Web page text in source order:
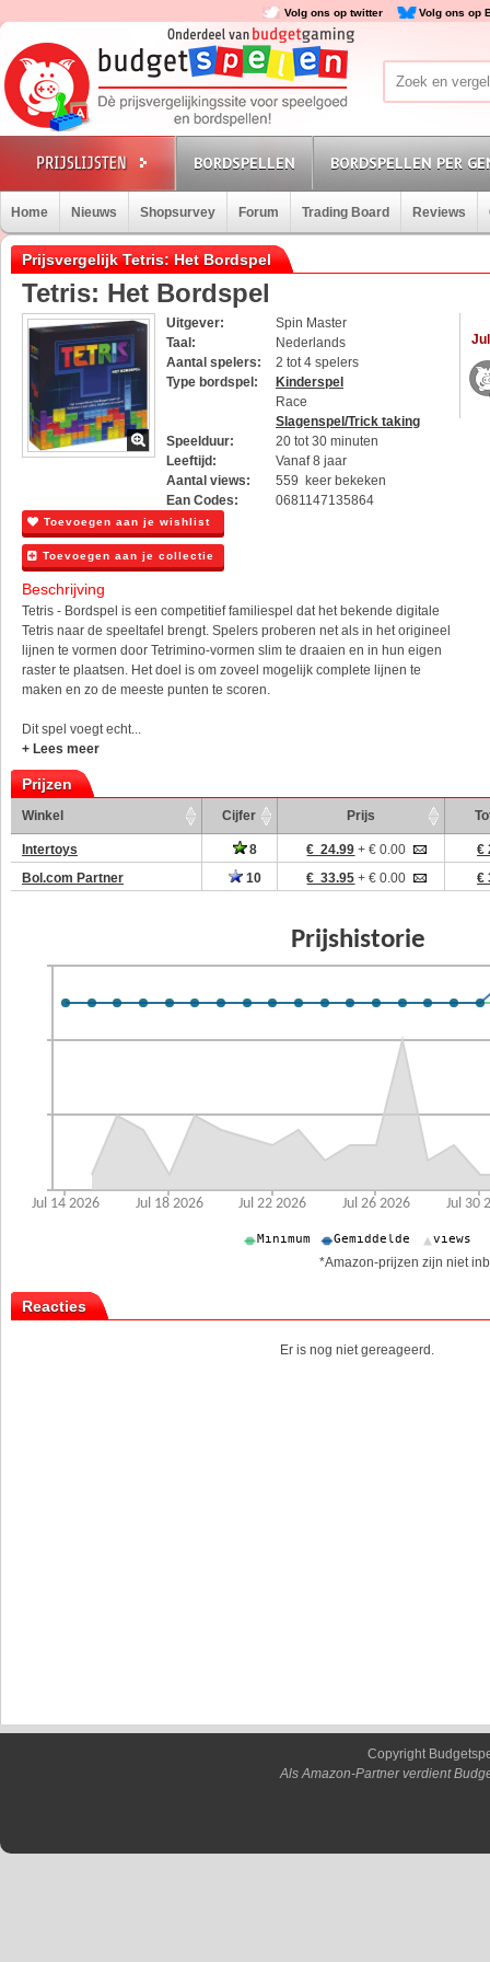
Volg ons op twitter Volg ons op
BORDSPELLEN BORDSPELLEN PER
Home Nieuws Shopsurvey Forum Trading Board Reviews
Prijsvergelijk Tetris: Het Bordspel
Tetris: Het Bordspel
Uitgever:
Spin Master
Taal:
Nederlands
Aantal spelers:
2 tot 4 spelers
Type bordspel:
Kinderspel
Race
Slagenspel/Trick taking
Speelduur:
20 tot 30 minuten
Leeftijd:
Vanaf 8 jaar
Aantal views:
559 keer bekeken
Ean Codes:
0681147135864
Toevoegen aan je wishlist
Toevoegen aan je collectie
Beschrijving
Tetris - Bordspel is een competitief familiespel dat het bekende digitale
Tetris naar de speeltafel brengt. Spelers proberen net als in het origineel
lijnen te vormen door Tetrimino-vormen slim te draaien en in hun eigen
raster te plaatsen. Het doel is om zoveel mogelijk complete lijnen te
maken en zo de meeste punten te scoren.
Dit spel voegt echt...
+ Lees meer
Prijzen
Winkel Cijfer Prijs
Intertoys 8 € 24.99 + € 0.00
€
Bol.com Partner
10 € 33.95 + € 0.00 €
*Amazon-prijzen zijn niet
Reacties
Er is nog niet gereageerd.
Copyright
Als Amazon-Partner verdient